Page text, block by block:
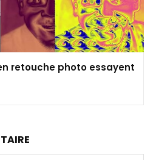
retouche photo essayent